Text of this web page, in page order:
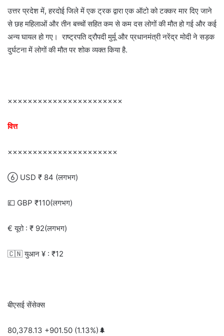
उत्तर प्रदेश में, हरदोई जिले में एक ट्रक द्वारा एक ऑटो को टक्कर मार दिए जाने
से छह महिलाओं और तीन बच्चों सहित कम से कम दस लोगों की मौत हो गई और कई
अन्य घायल हो गए। राष्ट्रपति द्रौपदी मुर्मू और प्रधानमंत्री नरेंद्र मोदी ने सड़क
दुर्घटना में लोगों की मौत पर शोक व्यक्त किया है.
×××××××××××××××××××××××
वित्त
××××××××××××××××××××××
 USD ₹ 84 (लगभग)
💷 GBP ₹110(लगभग)
€ यूरो : ₹ 92(लगभग)
🇨🇳 युआन ¥ : ₹12
बीएसई सेंसेक्स
80,378.13 +901.50 (1.13%)🌲